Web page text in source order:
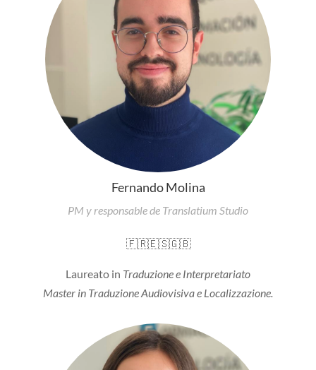
Fernando Molina
PM y responsable de Translatium Studio
🇫🇷🇪🇸🇬🇧
Laureato in Traduzione e Interpretariato
Master in Traduzione Audiovisiva e Localizzazione.